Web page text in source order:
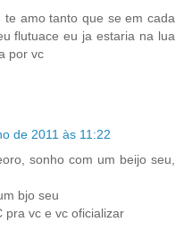
amo tanto que se em cada
flutuace eu ja estaria na lua
por vc
de 2011 às 11:22
sonho com um beijo seu,
bjo seu
pra vc e vc oficializar